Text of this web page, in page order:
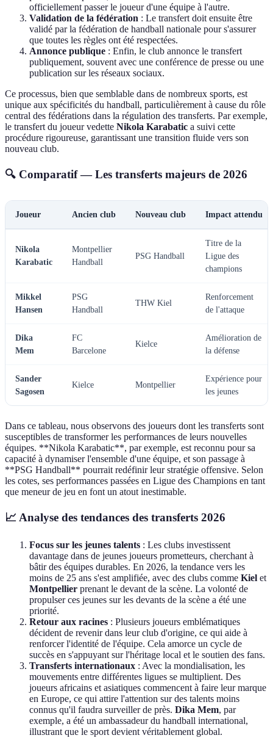
officiellement passer le joueur d'une équipe à l'autre.
Validation de la fédération : Le transfert doit ensuite être
validé par la fédération de handball nationale pour s'assurer
que toutes les règles ont été respectées.
Annonce publique : Enfin, le club annonce le transfert
publiquement, souvent avec une conférence de presse ou une
publication sur les réseaux sociaux.
Ce processus, bien que semblable dans de nombreux sports, est
unique aux spécificités du handball, particulièrement à cause du rôle
central des fédérations dans la régulation des transferts. Par exemple,
le transfert du joueur vedette Nikola Karabatic a suivi cette
procédure rigoureuse, garantissant une transition fluide vers son
nouveau club.
🔍 Comparatif — Les transferts majeurs de 2026
Joueur Ancien club Nouveau club Impact attendu
Nikola
Karabatic
Montpellier
Handball
PSG Handball
Titre de la
Ligue des
champions
Mikkel
Hansen
PSG
Handball
THW Kiel
Renforcement
de l'attaque
Dika
Mem
FC
Barcelone
Kielce
Amélioration de
la défense
Sander
Sagosen
Kielce Montpellier
Expérience pour
les jeunes
Dans ce tableau, nous observons des joueurs dont les transferts sont
susceptibles de transformer les performances de leurs nouvelles
équipes. **Nikola Karabatic**, par exemple, est reconnu pour sa
capacité à dynamiser l'ensemble d'une équipe, et son passage à
**PSG Handball** pourrait redéfinir leur stratégie offensive. Selon
les cotes, ses performances passées en Ligue des Champions en tant
que meneur de jeu en font un atout inestimable.
📈 Analyse des tendances des transferts 2026
Focus sur les jeunes talents : Les clubs investissent
davantage dans de jeunes joueurs prometteurs, cherchant à
bâtir des équipes durables. En 2026, la tendance vers les
moins de 25 ans s'est amplifiée, avec des clubs comme Kiel et
Montpellier prenant le devant de la scène. La volonté de
propulser ces jeunes sur les devants de la scène a été une
priorité.
Retour aux racines : Plusieurs joueurs emblématiques
décident de revenir dans leur club d'origine, ce qui aide à
renforcer l'identité de l'équipe. Cela amorce un cycle de
succès en s'appuyant sur l'héritage local et le soutien des fans.
Transferts internationaux : Avec la mondialisation, les
mouvements entre différentes ligues se multiplient. Des
joueurs africains et asiatiques commencent à faire leur marque
en Europe, ce qui attire l'attention sur des talents moins
connus qu'il faudra surveiller de près. Dika Mem, par
exemple, a été un ambassadeur du handball international,
illustrant que le sport devient véritablement global.